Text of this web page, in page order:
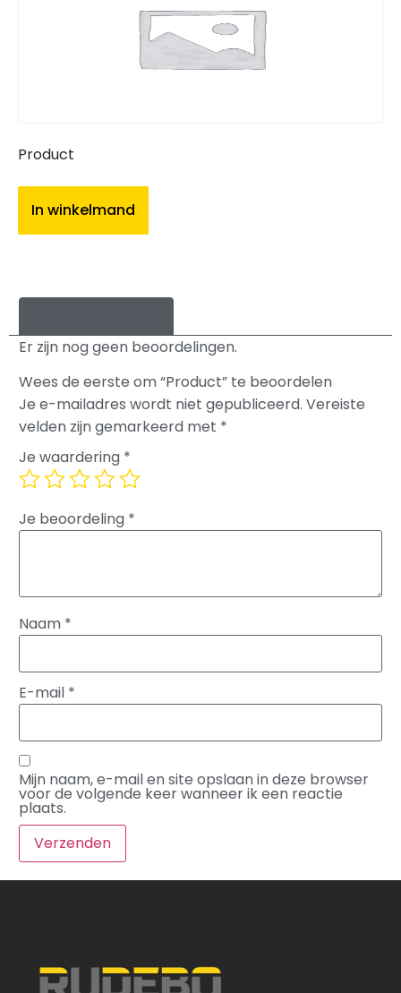
Product
In winkelmand
Er zijn nog geen beoordelingen.
Wees de eerste om “Product” te beoordelen
Je e-mailadres wordt niet gepubliceerd. Vereiste
velden zijn gemarkeerd met *
Je waardering *
Je beoordeling *
Naam *
E-mail *
Mijn naam, e-mail en site opslaan in deze browser
voor de volgende keer wanneer ik een reactie
plaats.